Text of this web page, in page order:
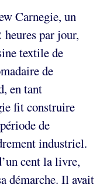
Carnegie, un
par jour,
textile de
de
en tant
fit construire
de
industriel.
cent la livre,
démarche. Il avait